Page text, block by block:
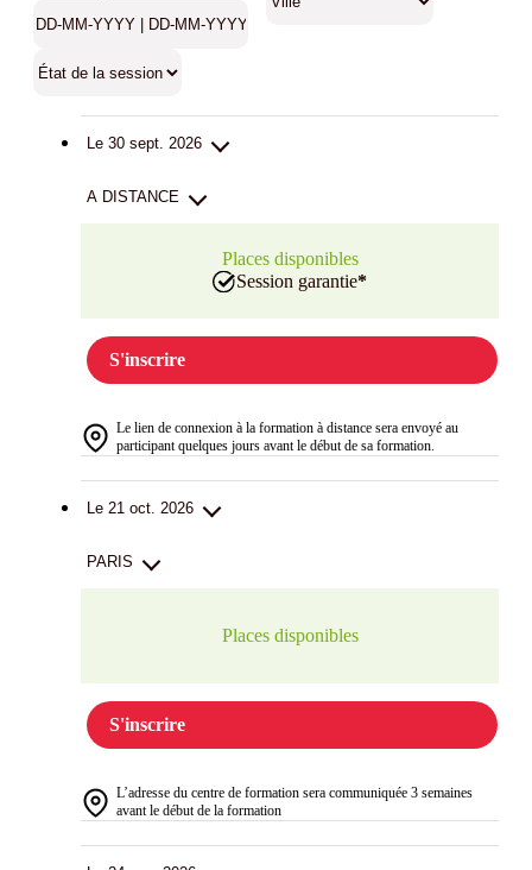
Le 30 sept. 2026
A DISTANCE
Places disponibles
Session garantie*
S'inscrire
Le lien de connexion à la formation à distance sera envoyé au
participant quelques jours avant le début de sa formation.
Le 21 oct. 2026
PARIS
Places disponibles
S'inscrire
L’adresse du centre de formation sera communiquée 3 semaines
avant le début de la formation